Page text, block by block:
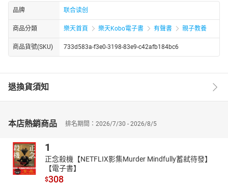
品牌 联合读创
商品分類 樂天首頁 樂天Kobo電子書 有聲書 親子教養
商品貨號(SKU) 733d583a-f3e0-3198-83e9-c42afb184bc6
退換貨須知
本店熱銷商品 排名期間：2026/7/30 - 2026/8/5
1
正念殺機【NETFLIX影集Murder Mindfully蓄弒待發】
【電子書】
$308